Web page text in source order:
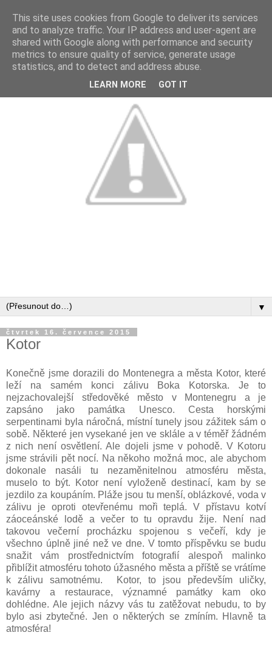
▼
čtvrtek 16. července 2015
Kotor
Konečně jsme dorazili do Montenegra a města Kotor, které
leží na samém konci zálivu Boka Kotorska. Je to
nejzachovalejší středověké město v Montenegru a je
zapsáno jako památka Unesco. Cesta horskými
serpentinami byla náročná, místní tunely jsou zážitek sám o
sobě. Některé jen vysekané jen ve sklále a v téměř žádném
z nich není osvětlení. Ale dojeli jsme v pohodě. V Kotoru
jsme strávili pět nocí. Na někoho možná moc, ale abychom
dokonale nasáli tu nezaměnitelnou atmosféru města,
muselo to být. Kotor není vyloženě destinací, kam by se
jezdilo za koupáním. Pláže jsou tu menší, oblázkové, voda v
zálivu je oproti otevřenému moři teplá. V přístavu kotví
záoceánské lodě a večer to tu opravdu žije. Není nad
takovou večerní procházku spojenou s večeří, kdy je
všechno úplně jiné než ve dne. V tomto příspěvku se budu
snažit vám prostřednictvím fotografií alespoň malinko
přiblížit atmosféru tohoto úžasného města a příště se vrátíme
k zálivu samotnému. Kotor, to jsou především uličky,
kavárny a restaurace, významné památky kam oko
dohlédne. Ale jejich názvy vás tu zatěžovat nebudu, to by
bylo asi zbytečné. Jen o některých se zmíním. Hlavně ta
atmosféra!
This site uses cookies from Google to deliver its services
and to analyze traffic. Your IP address and user-agent are
shared with Google along with performance and security
metrics to ensure quality of service, generate usage
statistics, and to detect and address abuse.
LEARN MORE GOT IT